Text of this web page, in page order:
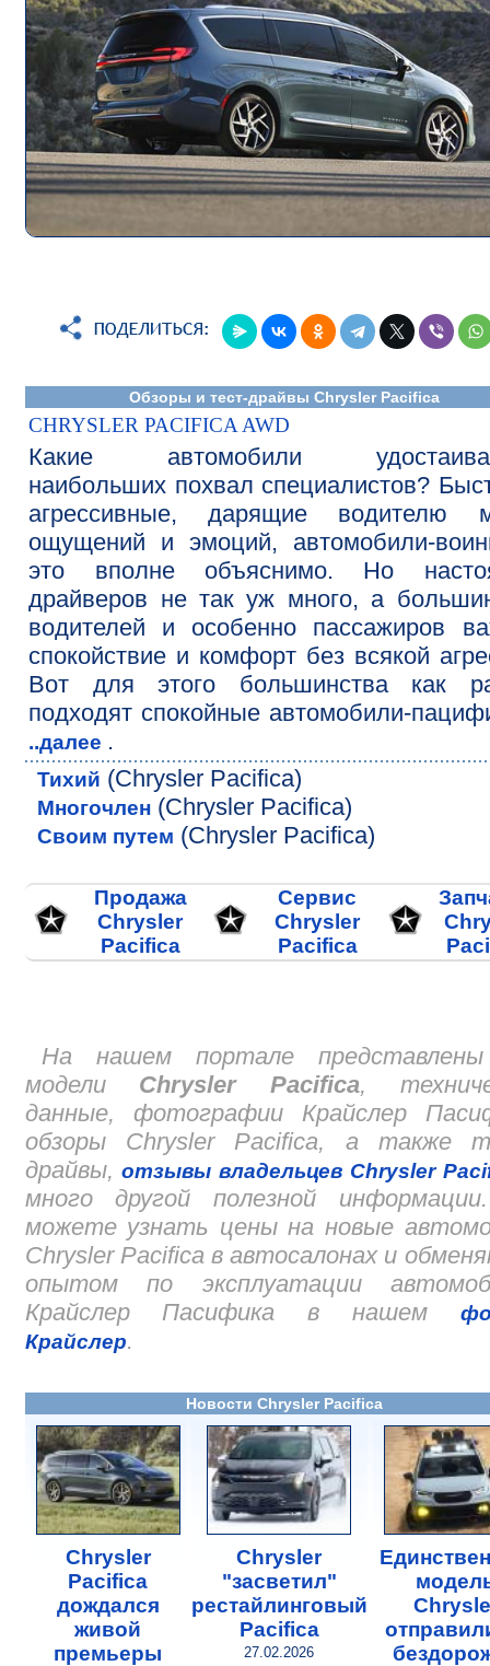
Обзоры и тест-драйвы Chrysler Pacifica
CHRYSLER PACIFICA AWD
Какие автомобили
наибольших похвал специалистов?
агрессивные, дарящие водителю
ощущений и эмоций, автомобили-
это вполне объяснимо. Но
драйверов не так уж много, а
водителей и особенно пассажиров
спокойствие и комфорт без всякой
Вот для этого большинства как
подходят спокойные автомобили-
..далее .
Тихий (Chrysler Pacifica)
Многочлен(Chrysler Pacifica)
Своим путем (Chrysler Pacifica)
Продажа
Chrysler
Pacifica
Сервис
Chrysler
Pacifica
На нашем портале
модели Chrysler Pacifica,
данные, фотографии Крайслер
обзоры Chrysler Pacifica, а также
драйвы,отзывы владельцев Chrysler
много другой полезной
можете узнать цены на новые
Chrysler Pacifica в автосалонах и
опытом по эксплуатации
Крайслер Пасифика в нашем
Крайслер.
Новости Chrysler Pacifica
Chrysler
Pacifica
дождался
живой
премьеры
Chrysler
"засветил"
рестайлинговый
Pacifica
27.02.2026